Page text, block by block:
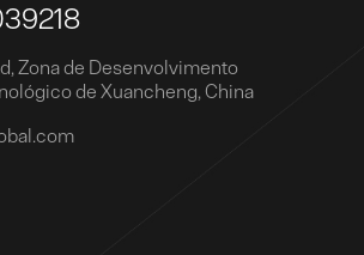
Zona de Desenvolvimento
de Xuancheng, China